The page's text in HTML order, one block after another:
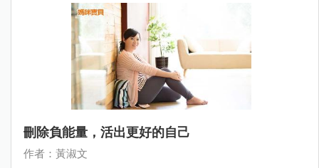
刪除負能量，活出更好的自己
作者：黃淑文